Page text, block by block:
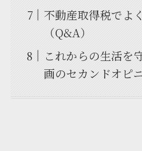
不動産取得税でよ
（Q&A）
これからの生活を
画のセカンドオピ